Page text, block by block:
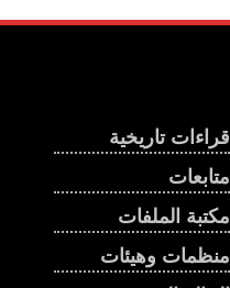
قراءات تاريخية
متابعات
مكتبة الملفات
منظمات وهيئات